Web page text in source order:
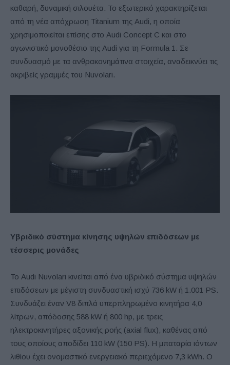
καθαρή, δυναμική σιλουέτα. Το εξωτερικό χαρακτηρίζεται
από τη νέα απόχρωση Titanium της Audi, η οποία
χρησιμοποιείται επίσης στο Audi Concept C και στο
αγωνιστικό μονοθέσιο της Audi για τη Formula 1. Σε
συνδυασμό με τα ανθρακονημάτινα στοιχεία, αναδεικνύει τις
ακριβείς γραμμές του Nuvolari.
Υβριδικό σύστημα κίνησης υψηλών επιδόσεων με
τέσσερις μονάδες
Το Audi Nuvolari κινείται από ένα υβριδικό σύστημα υψηλών
επιδόσεων με μέγιστη συνδυαστική ισχύ 736 kW ή 1.001 PS.
Συνδυάζει έναν V8 διπλά υπερπληρωμένο κινητήρα 4,0
λίτρων, απόδοσης 588 kW ή 800 hp, με τρεις
ηλεκτροκινητήρες αξονικής ροής (axial flux), καθένας από
τους οποίους αποδίδει 110 kW (150 PS). Η μπαταρία ιόντων
λιθίου έχει ονομαστικό ενεργειακό περιεχόμενο 7,3 kWh. Ο